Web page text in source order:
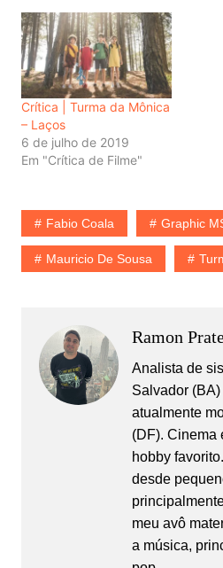
Crítica | Turma da Mônica
– Laços
6 de julho de 2019
Em "Crítica de Filme"
Fabio Coala Graphic
Mauricio De Sousa
Ramon
Analista de
Salvador
atualmente
(DF). Cinema
hobby
desde
meu avô
a música,